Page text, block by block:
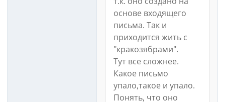
основе входящего
письма. Так и
приходится жить с
"кракозябрами".
Тут все сложнее.
Какое письмо
упало,такое и упало.
Понять, что оно